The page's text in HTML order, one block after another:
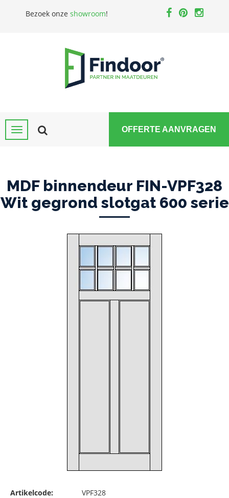
Bezoek onze showroom!
OFFERTE AANVRAGEN
MDF binnendeur FIN-VPF328
Wit gegrond slotgat 600 serie
Artikelcode:
VPF328